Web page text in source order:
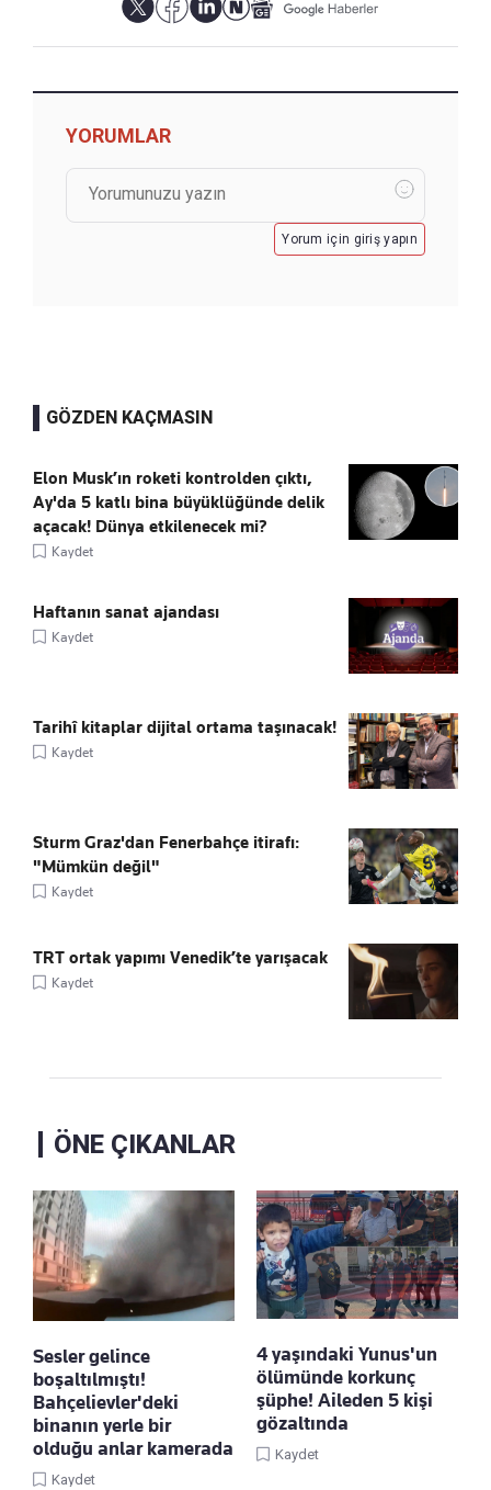
YORUMLAR
Yorum için giriş yapın
GÖZDEN KAÇMASIN
Elon Musk’ın roketi kontrolden çıktı,
Ay'da 5 katlı bina büyüklüğünde delik
açacak! Dünya etkilenecek mi?
Kaydet
Haftanın sanat ajandası
Kaydet
Tarihî kitaplar dijital ortama taşınacak!
Kaydet
Sturm Graz'dan Fenerbahçe itirafı:
"Mümkün değil"
Kaydet
TRT ortak yapımı Venedik’te yarışacak
Kaydet
ÖNE ÇIKANLAR
Sesler gelince
boşaltılmıştı!
Bahçelievler'deki
binanın yerle bir
olduğu anlar kamerada
Kaydet
4 yaşındaki Yunus'un
ölümünde korkunç
şüphe! Aileden 5 kişi
gözaltında
Kaydet